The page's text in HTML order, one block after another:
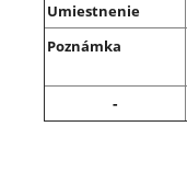
Umiestnenie
Poznámka
-